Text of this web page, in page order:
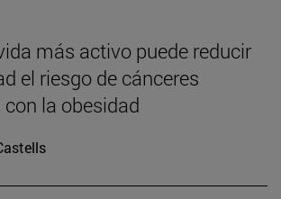
más activo puede reducir
el riesgo de cánceres
la obesidad